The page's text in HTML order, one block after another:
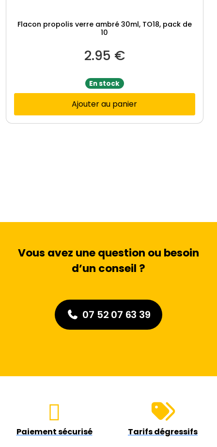
Flacon propolis verre ambré 30ml, TO18, pack de
10
2.95 €
En stock
Ajouter au panier
Vous avez une question ou besoin
d’un conseil ?
07 52 07 63 39
Paiement sécurisé Tarifs dégressifs